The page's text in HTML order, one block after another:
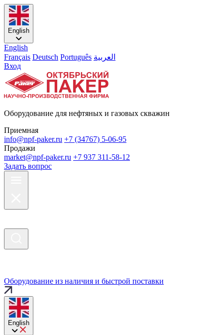
English
English
Français Deutsch Português العربية
Вход
Оборудование для нефтяных и газовых скважин
Приемная
info@npf-paker.ru +7 (34767) 5-06-95
Продажи
market@npf-paker.ru +7 937 311-58-12
Задать вопрос
Оборудование из наличия и быстрой поставки
English